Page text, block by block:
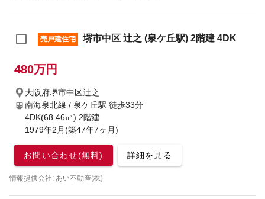
売戸建住宅 堺市中区 辻之 (泉ケ丘駅) 2階建 4DK
480万円
大阪府堺市中区辻之
南海泉北線 / 泉ケ丘駅 徒歩33分
4DK(68.46㎡) 2階建
1979年2月(築47年7ヶ月)
お問い合わせ(無料) 詳細を見る
情報提供会社: あい不動産(株)